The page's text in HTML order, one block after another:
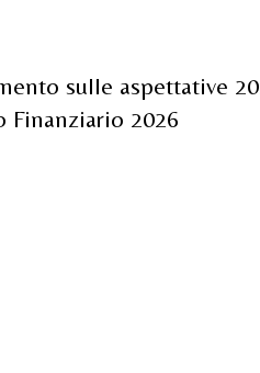
sulle aspettative
Finanziario 2026